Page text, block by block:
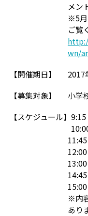
メン
※5月
ご覧
wn/
【開催期日】
2017
【募集対象】
小学
【スケジュール】
※内
あり